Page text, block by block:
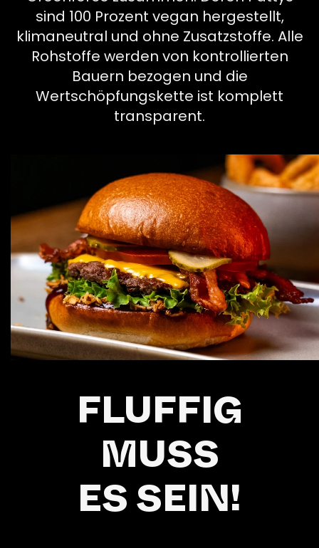
sind 100 Prozent vegan hergestellt,
klimaneutral und ohne Zusatzstoffe. Alle
Rohstoffe werden von kontrollierten
Bauern bezogen und die
Wertschöpfungskette ist komplett
transparent.
FLUFFIG
MUSS
ES SEIN!